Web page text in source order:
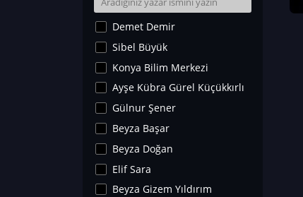
Astronomi ve Uzay
Noroloji
Matematik
Teknoloji
İklim Değişikliği
Arkeoloji
Kültür&Sanat
Yaşam Tavsiyeleri
Merakoloji
Demet Demir
Sibel Büyük
Konya Bilim Merkezi
Ayşe Kübra Gürel Küçükkırlı
Gülnur Şener
Beyza Başar
Beyza Doğan
Elif Sara
Beyza Gizem Yıldırım